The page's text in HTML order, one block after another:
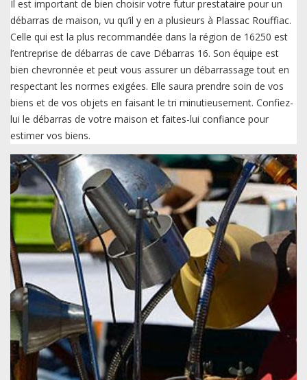
Il est important de bien choisir votre futur prestataire pour un
débarras de maison, vu qu’il y en a plusieurs à Plassac Rouffiac.
Celle qui est la plus recommandée dans la région de 16250 est
l’entreprise de débarras de cave Débarras 16. Son équipe est
bien chevronnée et peut vous assurer un débarrassage tout en
respectant les normes exigées. Elle saura prendre soin de vos
biens et de vos objets en faisant le tri minutieusement. Confiez-
lui le débarras de votre maison et faites-lui confiance pour
estimer vos biens.